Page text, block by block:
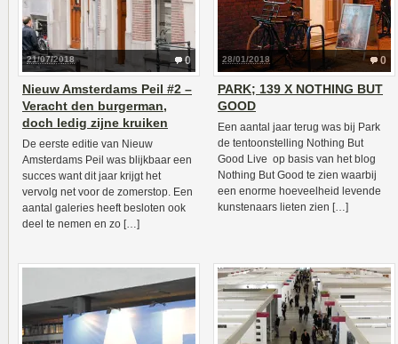
0
21/07/2018
Nieuw Amsterdams Peil #2 –
Veracht den burgerman,
doch ledig zijne kruiken
De eerste editie van Nieuw
Amsterdams Peil was blijkbaar een
succes want dit jaar krijgt het
vervolg net voor de zomerstop. Een
aantal galeries heeft besloten ook
deel te nemen en zo […]
0
28/01/2018
PARK; 139 X NOTHING BUT
GOOD
Een aantal jaar terug was bij Park
de tentoonstelling Nothing But
Good Live op basis van het blog
Nothing But Good te zien waarbij
een enorme hoeveelheid levende
kunstenaars lieten zien […]